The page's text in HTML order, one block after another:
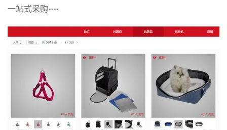
一站式采购~~